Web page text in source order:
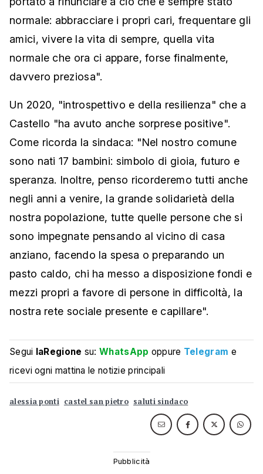
normale: abbracciare i propri cari, frequentare gli
amici, vivere la vita di sempre, quella vita
normale che ora ci appare, forse finalmente,
davvero preziosa".
Un 2020, "introspettivo e della resilienza" che a
Castello "ha avuto anche sorprese positive".
Come ricorda la sindaca: "Nel nostro comune
sono nati 17 bambini: simbolo di gioia, futuro e
speranza. Inoltre, penso ricorderemo tutti anche
negli anni a venire, la grande solidarietà della
nostra popolazione, tutte quelle persone che si
sono impegnate pensando al vicino di casa
anziano, facendo la spesa o preparando un
pasto caldo, chi ha messo a disposizione fondi e
mezzi propri a favore di persone in difficoltà, la
nostra rete sociale presente e capillare".
Segui laRegione su:WhatsApp oppure Telegram e
ricevi ogni mattina le notizie principali
alessia ponti castel san pietro saluti sindaco